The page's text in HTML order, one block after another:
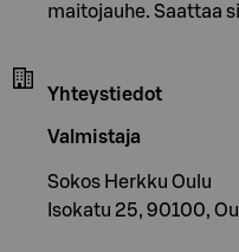
maitojauhe. Saattaa
Yhteystiedot
Valmistaja
Sokos Herkku Oulu
Isokatu 25, 90100,